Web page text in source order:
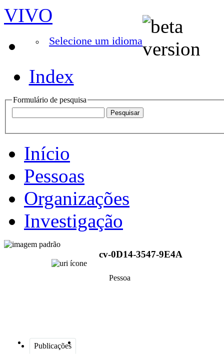
VIVO
Selecione um idioma
Index
Formulário de pesquisa
Início
Pessoas
Organizações
Investigação
cv-0D14-3547-9E4A
Pessoa
Publicações